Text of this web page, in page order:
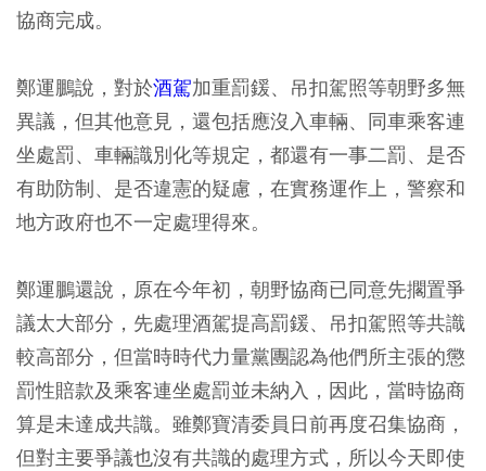
協商完成。
鄭運鵬說，對於酒駕加重罰鍰、吊扣駕照等朝野多無
異議，但其他意見，還包括應沒入車輛、同車乘客連
坐處罰、車輛識別化等規定，都還有一事二罰、是否
有助防制、是否違憲的疑慮，在實務運作上，警察和
地方政府也不一定處理得來。
鄭運鵬還說，原在今年初，朝野協商已同意先擱置爭
議太大部分，先處理酒駕提高罰鍰、吊扣駕照等共識
較高部分，但當時時代力量黨團認為他們所主張的懲
罰性賠款及乘客連坐處罰並未納入，因此，當時協商
算是未達成共識。雖鄭寶清委員日前再度召集協商，
但對主要爭議也沒有共識的處理方式，所以今天即使